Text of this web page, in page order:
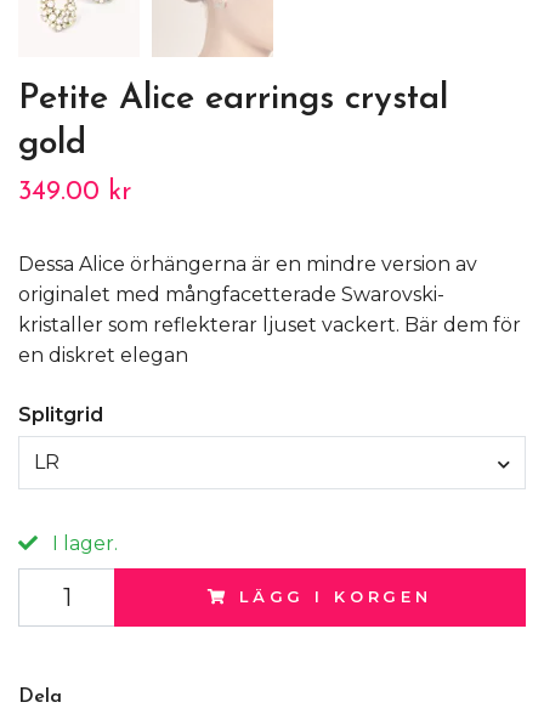
Petite Alice earrings crystal
gold
349.00 kr
Dessa Alice örhängerna är en mindre version av
originalet med mångfacetterade Swarovski-
kristaller som reflekterar ljuset vackert. Bär dem för
en diskret elegan
Splitgrid
LR
I lager.
LÄGG I KORGEN
Dela